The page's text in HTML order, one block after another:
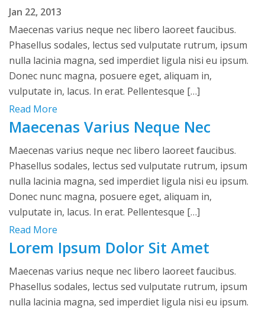
Jan 22, 2013
Maecenas varius neque nec libero laoreet faucibus.
Phasellus sodales, lectus sed vulputate rutrum, ipsum
nulla lacinia magna, sed imperdiet ligula nisi eu ipsum.
Donec nunc magna, posuere eget, aliquam in,
vulputate in, lacus. In erat. Pellentesque […]
Read More
Maecenas Varius Neque Nec
Maecenas varius neque nec libero laoreet faucibus.
Phasellus sodales, lectus sed vulputate rutrum, ipsum
nulla lacinia magna, sed imperdiet ligula nisi eu ipsum.
Donec nunc magna, posuere eget, aliquam in,
vulputate in, lacus. In erat. Pellentesque […]
Read More
Lorem Ipsum Dolor Sit Amet
Maecenas varius neque nec libero laoreet faucibus.
Phasellus sodales, lectus sed vulputate rutrum, ipsum
nulla lacinia magna, sed imperdiet ligula nisi eu ipsum.